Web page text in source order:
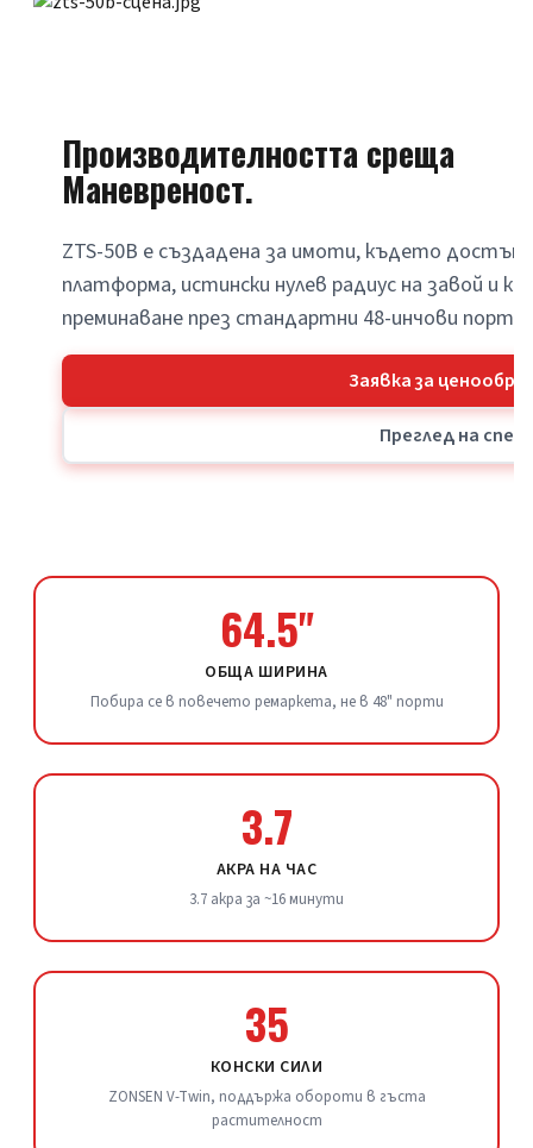
Производителността среща
Маневреност.
ZTS-50B е създадена за имоти, където
платформа, истински нулев радиус на завой и
преминаване през стандартни 48-инчови порти
Заявка за
Преглед на
64.5"
ОБЩА ШИРИНА
Побира се в повечето ремаркета, не в 48" порти
3.7
АКРА НА ЧАС
3.7 акра за ~16 минути
35
КОНСКИ СИЛИ
ZONSEN V-Twin, поддържа обороти в гъста
растителност